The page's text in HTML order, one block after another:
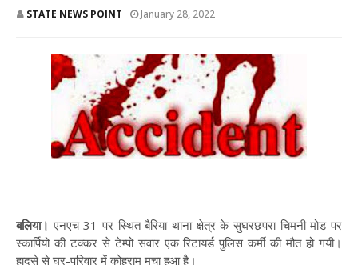
STATE NEWS POINT January 28, 2022
बलिया। एनएच 31 पर स्थित बैरिया थाना क्षेत्र के सुघरछपरा चिमनी मोड पर
स्कार्पियो की टक्कर से टेम्पो सवार एक रिटायर्ड पुलिस कर्मी की मौत हो गयी।
हादसे से घर-परिवार में कोहराम मचा हुआ है।